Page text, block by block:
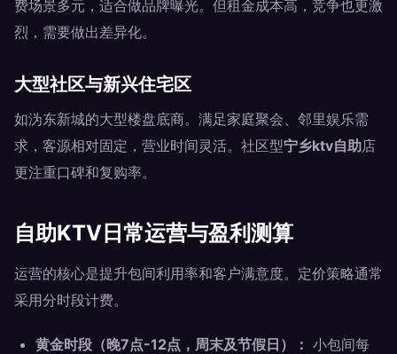
费场景多元，适合做品牌曝光。但租金成本高，竞争也更激
烈，需要做出差异化。
大型社区与新兴住宅区
如沩东新城的大型楼盘底商。满足家庭聚会、邻里娱乐需
求，客源相对固定，营业时间灵活。社区型宁乡ktv自助店
更注重口碑和复购率。
自助KTV日常运营与盈利测算
运营的核心是提升包间利用率和客户满意度。定价策略通常
采用分时段计费。
黄金时段（晚7点-12点，周末及节假日）： 小包间每